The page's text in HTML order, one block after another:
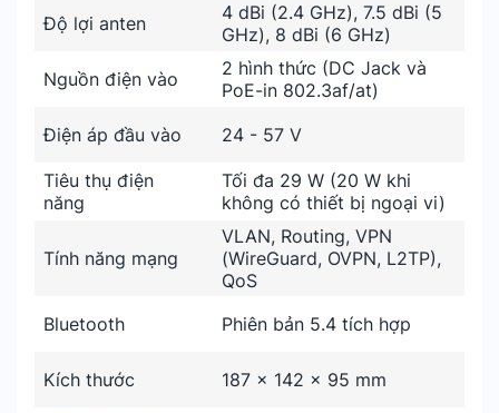
Độ lợi anten
4 dBi (2.4 GHz), 7.5 dBi (5
GHz), 8 dBi (6 GHz)
Nguồn điện vào
2 hình thức (DC Jack và
PoE-in 802.3af/at)
Điện áp đầu vào
24 - 57 V
Tiêu thụ điện
năng
Tối đa 29 W (20 W khi
không có thiết bị ngoại vi)
Tính năng mạng
VLAN, Routing, VPN
(WireGuard, OVPN, L2TP),
QoS
Bluetooth
Phiên bản 5.4 tích hợp
Kích thước 187 x 142 x 95 mm